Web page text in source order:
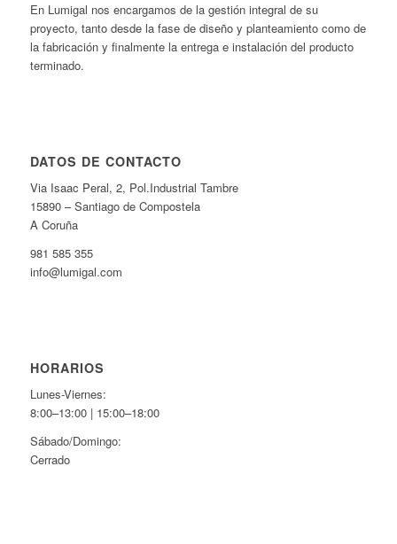
En Lumigal nos encargamos de la gestión integral de su
proyecto, tanto desde la fase de diseño y planteamiento como de
la fabricación y finalmente la entrega e instalación del producto
terminado.
DATOS DE CONTACTO
Via Isaac Peral, 2, Pol.Industrial Tambre
15890 – Santiago de Compostela
A Coruña
981 585 355
info@lumigal.com
HORARIOS
Lunes-Viernes:
8:00–13:00 | 15:00–18:00
Sábado/Domingo:
Cerrado